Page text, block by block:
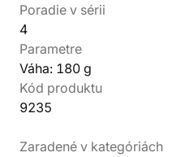
Poradie v sérii
4
Parametre
Váha: 180 g
Kód produktu
9235
Zaradené v kategóriách